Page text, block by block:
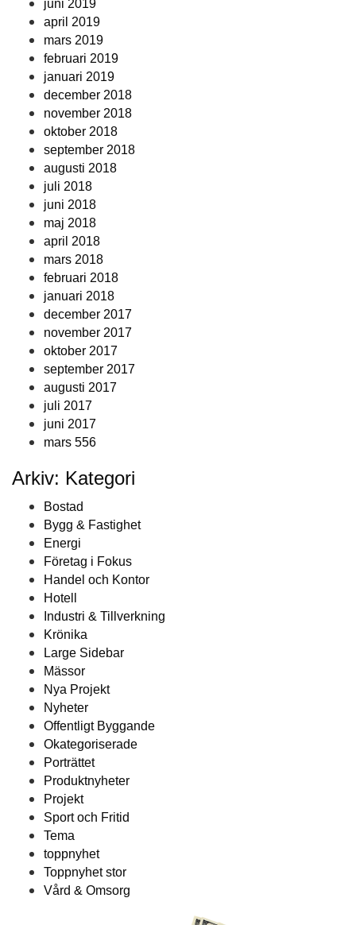
juni 2019
april 2019
mars 2019
februari 2019
januari 2019
december 2018
november 2018
oktober 2018
september 2018
augusti 2018
juli 2018
juni 2018
maj 2018
april 2018
mars 2018
februari 2018
januari 2018
december 2017
november 2017
oktober 2017
september 2017
augusti 2017
juli 2017
juni 2017
mars 556
Arkiv: Kategori
Bostad
Bygg & Fastighet
Energi
Företag i Fokus
Handel och Kontor
Hotell
Industri & Tillverkning
Krönika
Large Sidebar
Mässor
Nya Projekt
Nyheter
Offentligt Byggande
Okategoriserade
Porträttet
Produktnyheter
Projekt
Sport och Fritid
Tema
toppnyhet
Toppnyhet stor
Vård & Omsorg